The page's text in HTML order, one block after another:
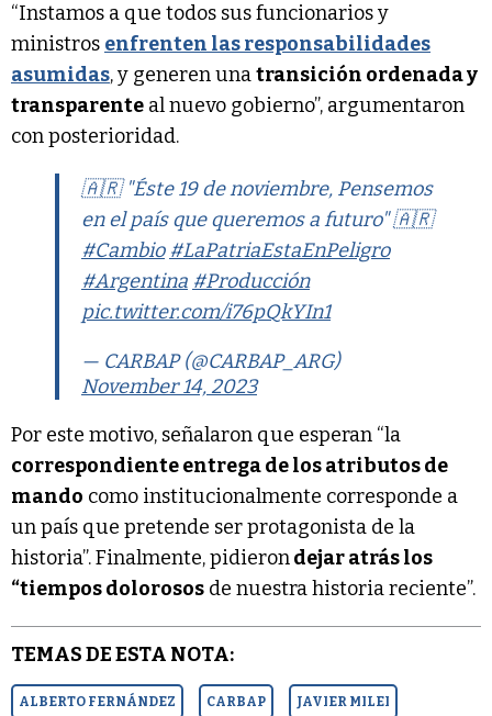
“Instamos a que todos sus funcionarios y
ministros enfrenten las responsabilidades
asumidas, y generen unatransición ordenada y
transparente al nuevo gobierno”, argumentaron
con posterioridad.
🇦🇷 "Éste 19 de noviembre, Pensemos
en el país que queremos a futuro" 🇦🇷
#Cambio #LaPatriaEstaEnPeligro
#Argentina #Producción
pic.twitter.com/i76pQkYIn1
— CARBAP (@CARBAP_ARG)
November 14, 2023
Por este motivo, señalaron que esperan “la
correspondiente entrega de los atributos de
mando como institucionalmente corresponde a
un país que pretende ser protagonista de la
historia”. Finalmente, pidierondejar atrás los
“tiempos dolorosos de nuestra historia reciente”.
TEMAS DE ESTA NOTA:
ALBERTO FERNÁNDEZ CARBAP JAVIER MILEI